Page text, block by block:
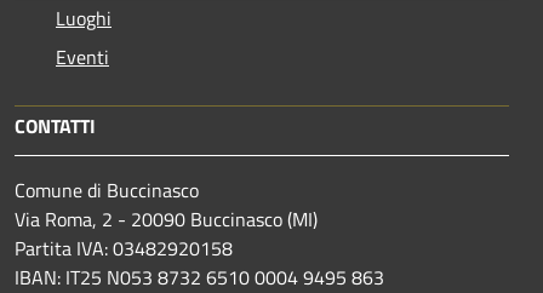
Luoghi
Eventi
CONTATTI
Comune di Buccinasco
Via Roma, 2 - 20090 Buccinasco (MI)
Partita IVA: 03482920158
IBAN: IT25 N053 8732 6510 0004 9495 863